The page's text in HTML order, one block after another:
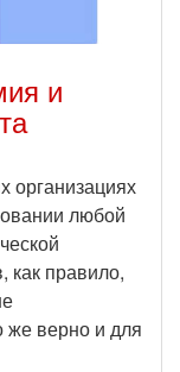
и
организациях
любой
как правило,
же верно и для